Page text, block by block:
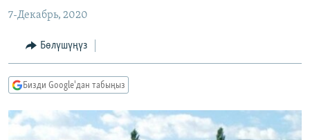
ЭКОНОМИКА
МАДАНИЯТ
БОРБОР АЗИЯ
АТАЙЫН ИЛИКТӨӨ
ТВ ПРОГРАММАЛАР
ЭКСПЕРТТЕР ТАЛДАЙТ
БИЗ ЖАНА ДҮЙНӨ
ӨЗГӨЧӨ ПИКИР
Русский
7-Декабрь, 2020
Бөлүшүңүз
Бизди Google'дан табыңыз